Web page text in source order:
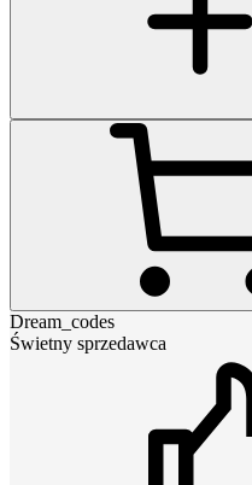
Dream_codes
Świetny sprzedawca